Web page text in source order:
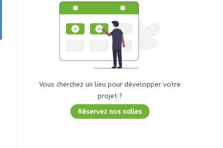
Vous cherchez un lieu pour développer votre
projet ?
Réservez nos salles